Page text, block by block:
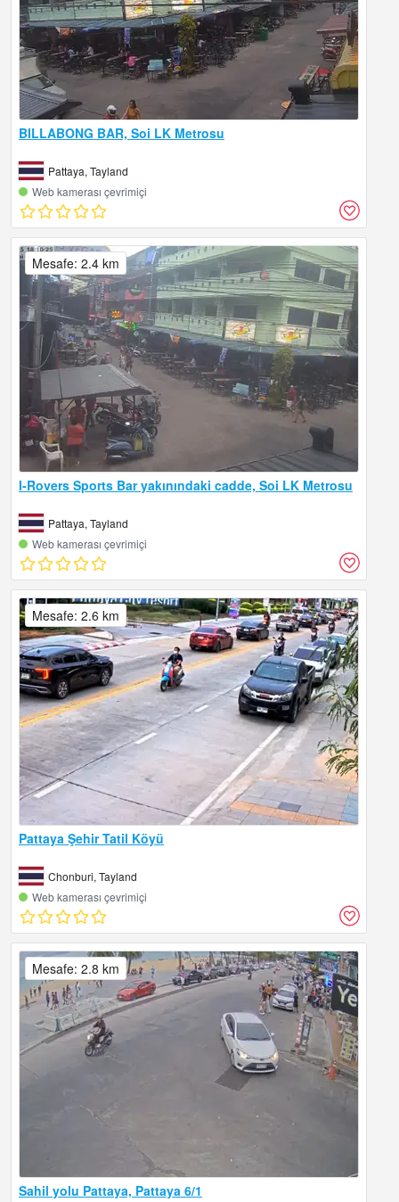
BILLABONG BAR, Soi LK Metrosu
Pattaya, Tayland
Web kamerası çevrimiçi
I-Rovers Sports Bar yakınındaki cadde, Soi LK Metrosu
Pattaya, Tayland
Web kamerası çevrimiçi
Mesafe: 2.4 km
Pattaya Şehir Tatil Köyü
Chonburi, Tayland
Web kamerası çevrimiçi
Mesafe: 2.6 km
Sahil yolu Pattaya, Pattaya 6/1
Mesafe: 2.8 km